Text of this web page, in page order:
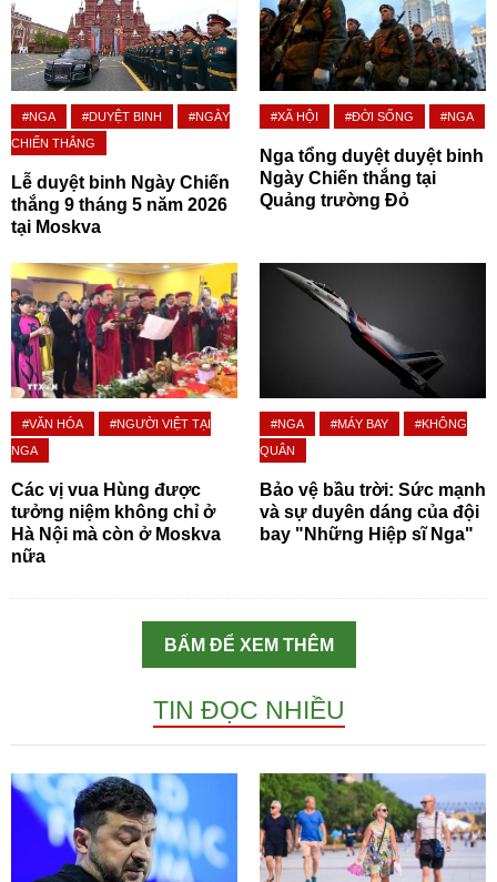
#NGA #DUYỆT BINH
#NGÀY
CHIẾN THẮNG
Lễ duyệt binh Ngày Chiến
thắng 9 tháng 5 năm 2026
tại Moskva
#XÃ HỘI #ĐỜI SỐNG #NGA
Nga tổng duyệt duyệt binh
Ngày Chiến thắng tại
Quảng trường Đỏ
#VĂN HÓA
#NGƯỜI VIỆT TẠI
NGA
Các vị vua Hùng được
tưởng niệm không chỉ ở
Hà Nội mà còn ở Moskva
nữa
#NGA #MÁY BAY
#KHÔNG
QUÂN
Bảo vệ bầu trời: Sức mạnh
và sự duyên dáng của đội
bay "Những Hiệp sĩ Nga"
BẤM ĐỂ XEM THÊM
TIN ĐỌC NHIỀU